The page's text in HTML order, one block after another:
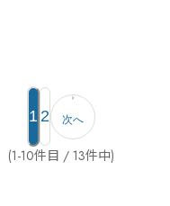
1 2 次へ
(1-10件目 / 13件中)